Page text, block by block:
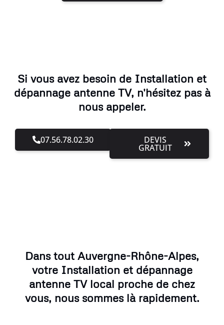
Si vous avez besoin de Installation et
dépannage antenne TV, n'hésitez pas à
nous appeler.
07.56.78.02.30 DEVIS
GRATUIT
Dans tout Auvergne-Rhône-Alpes,
votre Installation et dépannage
antenne TV local proche de chez
vous, nous sommes là rapidement.